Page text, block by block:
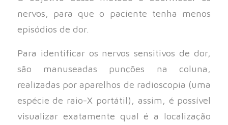
nervos, para que o paciente tenha menos
episódios de dor.
Para identificar os nervos sensitivos de dor,
são manuseadas punções na coluna,
realizadas por aparelhos de radioscopia (uma
espécie de raio-X portátil), assim, é possível
visualizar exatamente qual é a localização